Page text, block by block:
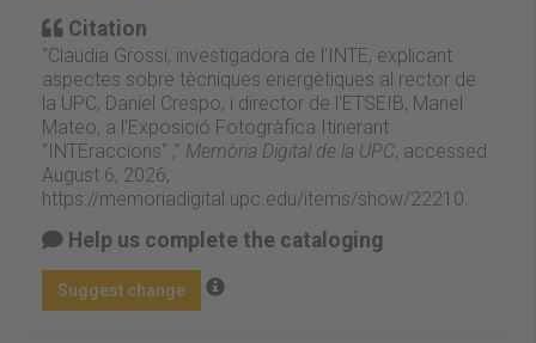
Citation
“Claudia Grossi, investigadora de l'INTE, explicant
aspectes sobre tècniques energètiques al rector de
la UPC, Daniel Crespo, i director de l'ETSEIB, Manel
Mateo, a l'Exposició Fotogràfica Itinerant
"INTEraccions" ,” Memòria Digital de la UPC, accessed
August 6, 2026,
https://memoriadigital.upc.edu/items/show/22210
Help us complete the cataloging
Suggest change